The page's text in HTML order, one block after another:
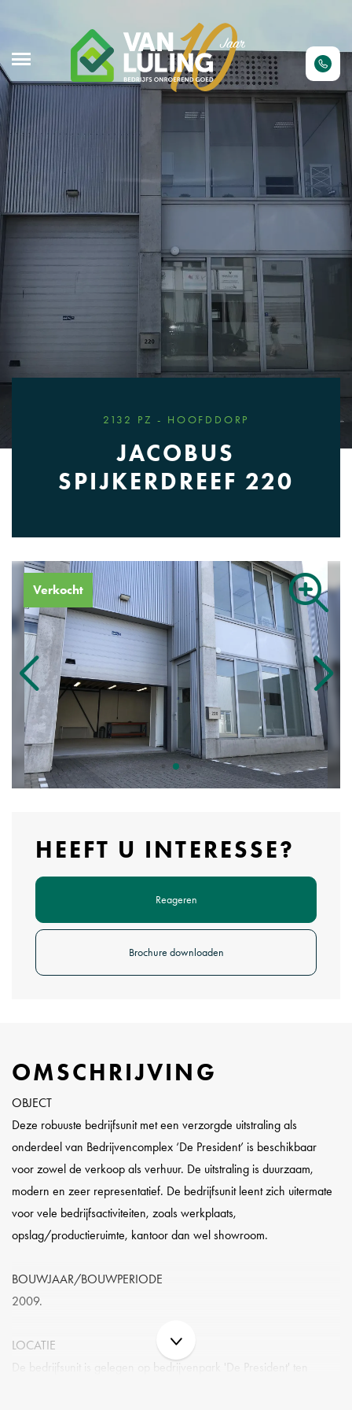
2132 PZ - HOOFDDORP
JACOBUS
SPIJKERDREEF 220
Verkocht
HEEFT U INTERESSE?
Reageren
Brochure downloaden
OMSCHRIJVING
OBJECT
Deze robuuste bedrijfsunit met een verzorgde uitstraling als
onderdeel van Bedrijvencomplex ‘De President’ is beschikbaar
voor zowel de verkoop als verhuur. De uitstraling is duurzaam,
modern en zeer representatief. De bedrijfsunit leent zich uitermate
voor vele bedrijfsactiviteiten, zoals werkplaats,
opslag/productieruimte, kantoor dan wel showroom.
BOUWJAAR/BOUWPERIODE
2009.
LOCATIE
De bedrijfsunit is gelegen op bedrijvenpark 'De President' ten